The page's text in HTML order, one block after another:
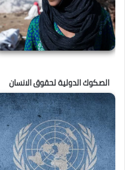
الصكوك الدولية لحقوق الانسان